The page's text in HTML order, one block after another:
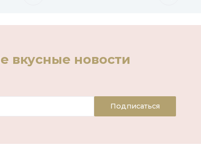
вкусные новости
Подписаться